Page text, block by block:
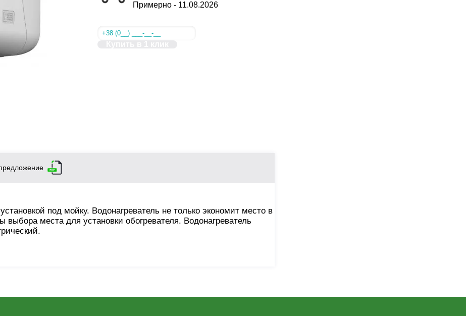
Примерно - 11.08.2026
под мойку. Водонагреватель не только экономит место в
места для установки обогревателя. Водонагреватель